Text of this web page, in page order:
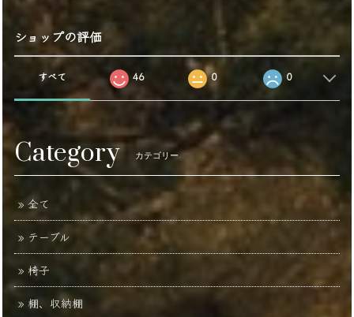
ショップの評価
すべて 46 0 0
Category カテゴリー
全て
テーブル
椅子
棚、収納棚